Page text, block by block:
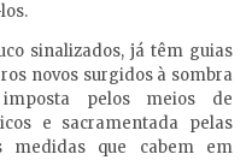
sinalizados, já têm guias
novos surgidos à sombra
imposta pelos meios de
e sacramentada pelas
medidas que cabem em